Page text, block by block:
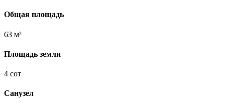
Общая площадь
63 м²
Площадь земли
4 сот
Санузел